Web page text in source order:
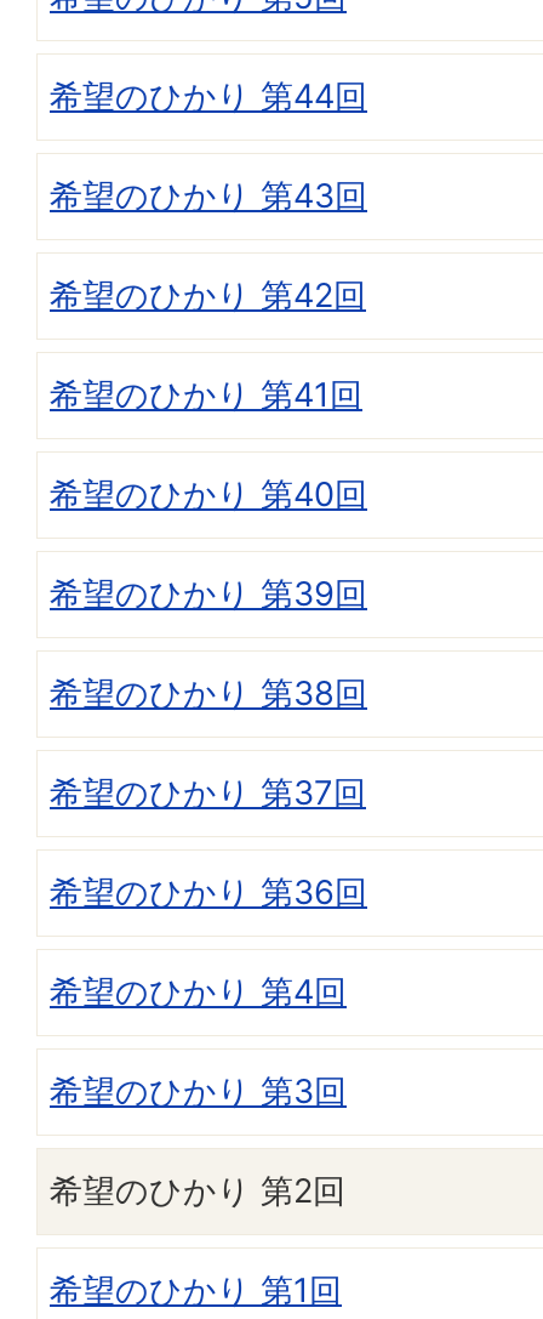
希望のひかり 第44回
希望のひかり 第43回
希望のひかり 第42回
希望のひかり 第41回
希望のひかり 第40回
希望のひかり 第39回
希望のひかり 第38回
希望のひかり 第37回
希望のひかり 第36回
希望のひかり 第4回
希望のひかり 第3回
希望のひかり 第2回
希望のひかり 第1回